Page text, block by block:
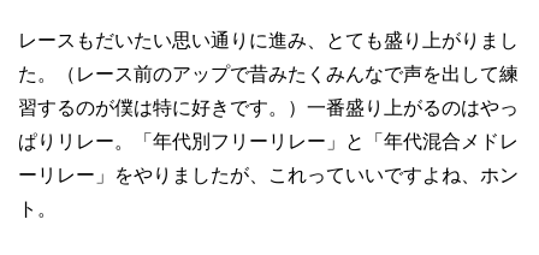
レースもだいたい思い通りに進み、とても盛り上がりまし
た。（レース前のアップで昔みたくみんなで声を出して練
習するのが僕は特に好きです。）一番盛り上がるのはやっ
ぱりリレー。「年代別フリーリレー」と「年代混合メドレ
ーリレー」をやりましたが、これっていいですよね、ホン
ト。